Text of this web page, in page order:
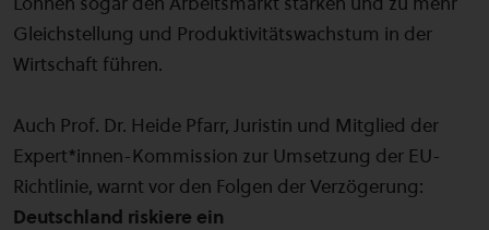
Gleichstellung und Produktivitätswachstum in der
Wirtschaft führen.
Auch Prof. Dr. Heide Pfarr, Juristin und Mitglied der
Expert*innen-Kommission zur Umsetzung der EU-
Richtlinie, warnt vor den Folgen der Verzögerung:
Deutschland riskiere ein